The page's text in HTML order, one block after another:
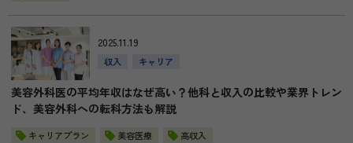
2025.11.19
収入 キャリア
美容外科医の平均年収はなぜ高い？他科と収入の比較や業界トレン
ド、美容外科への転科方法も解説
キャリアプラン 美容医療 高収入